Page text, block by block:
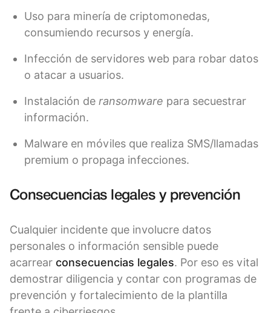
Uso para minería de criptomonedas,
consumiendo recursos y energía.
Infección de servidores web para robar datos
o atacar a usuarios.
Instalación de ransomware para secuestrar
información.
Malware en móviles que realiza SMS/llamadas
premium o propaga infecciones.
Consecuencias legales y prevención
Cualquier incidente que involucre datos
personales o información sensible puede
acarrear consecuencias legales. Por eso es vital
demostrar diligencia y contar con programas de
prevención y fortalecimiento de la plantilla